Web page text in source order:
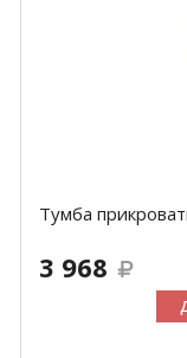
Тумба
3 968